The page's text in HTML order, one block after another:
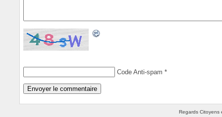
Code Anti-spam *
Regards Citoyens